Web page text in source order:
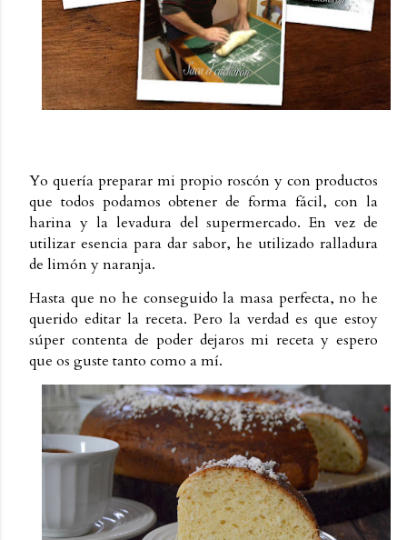
Yo quería preparar mi propio roscón y con productos
que todos podamos obtener de forma fácil, con la
harina y la levadura del supermercado. En vez de
utilizar esencia para dar sabor, he utilizado ralladura
de limón y naranja.
Hasta que no he conseguido la masa perfecta, no he
querido editar la receta. Pero la verdad es que estoy
súper contenta de poder dejaros mi receta y espero
que os guste tanto como a mí.